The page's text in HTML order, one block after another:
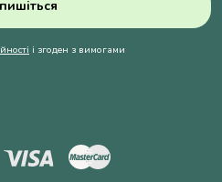
і згоден з вимогами